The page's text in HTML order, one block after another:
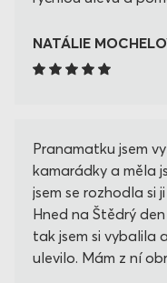
NATÁLIE
Pranamatku jsem
kamarádky a měla
jsem se rozhodla si
Hned na Štědrý
tak jsem si vybalila
ulevilo. Mám z ní